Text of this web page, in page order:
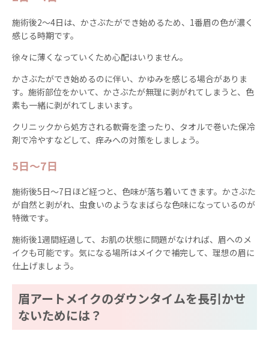
施術後2〜4日は、かさぶたができ始めるため、1番眉の色が濃く
感じる時期です。
徐々に薄くなっていくため心配はいりません。
かさぶたができ始めるのに伴い、かゆみを感じる場合がありま
す。施術部位をかいて、かさぶたが無理に剥がれてしまうと、色
素も一緒に剥がれてしまいます。
クリニックから処方される軟膏を塗ったり、タオルで巻いた保冷
剤で冷やすなどして、痒みへの対策をしましょう。
5日〜7日
施術後5日〜7日ほど経つと、色味が落ち着いてきます。かさぶた
が自然と剥がれ、虫食いのようなまばらな色味になっているのが
特徴です。
施術後1週間経過して、お肌の状態に問題がなければ、眉へのメ
イクも可能です。気になる場所はメイクで補完して、理想の眉に
仕上げましょう。
眉アートメイクのダウンタイムを長引かせ
ないためには？